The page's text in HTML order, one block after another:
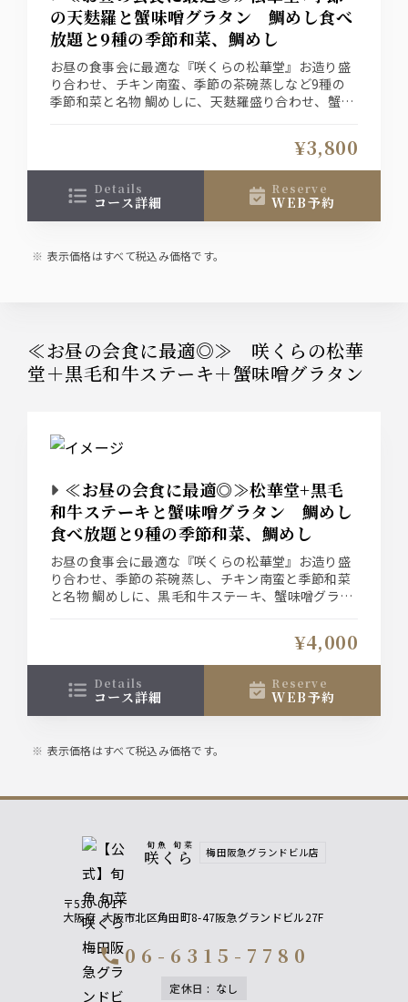
の天麩羅と蟹味噌グラタン 鯛めし食べ
放題と9種の季節和菜、鯛めし
お昼の食事会に最適な『咲くらの松華堂』お造り盛
り合わせ、チキン南蛮、季節の茶碗蒸しなど9種の
季節和菜と名物 鯛めしに、天麩羅盛り合わせ、蟹味
¥3,800
details
コース詳細
reserve
WEB予約
表示価格はすべて税込み価格です。
≪お昼の会食に最適◎≫ 咲くらの松華
堂＋黒毛和牛ステーキ＋蟹味噌グラタン
≪お昼の会食に最適◎≫松華堂+黒毛
和牛ステーキと蟹味噌グラタン 鯛めし
食べ放題と9種の季節和菜、鯛めし
お昼の食事会に最適な『咲くらの松華堂』お造り盛
り合わせ、季節の茶碗蒸し、チキン南蛮と季節和菜
と名物 鯛めしに、黒毛和牛ステーキ、蟹味噌グラタ
¥4,000
details
コース詳細
reserve
WEB予約
表示価格はすべて税込み価格です。
旬魚 旬菜
咲くら 梅田阪急グランドビル店
〒530-0017
大阪府 大阪市北区角田町8-47阪急グランドビル27F
call 06-6315-7780
定休日 : なし